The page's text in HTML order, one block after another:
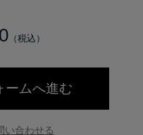
ームへ進む
い合わせる